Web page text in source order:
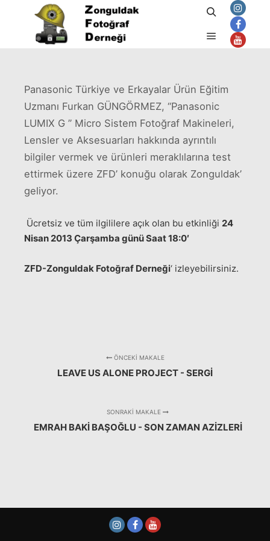
Ana menü
Nisan 1, 2013
Panasonic Türkiye ve Erkayalar Ürün Eğitim
Uzmanı Furkan GÜNGÖRMEZ, “Panasonic
LUMIX G ” Micro Sistem Fotoğraf Makineleri,
Lensler ve Aksesuarları hakkında ayrıntılı
bilgiler vermek ve ürünleri meraklılarına test
ettirmek üzere ZFD’ konuğu olarak Zonguldak’
geliyor.
Ücretsiz ve tüm ilgililere açık olan bu etkinliği 24
Nisan 2013 Çarşamba günü Saat 18:0′
ZFD-Zonguldak Fotoğraf Derneği‘ izleyebilirsiniz.
ÖNCEKI MAKALE
LEAVE US ALONE PROJECT - SERGİ
SONRAKI MAKALE
EMRAH BAKI BAŞOĞLU - SON ZAMAN AZIZLERI